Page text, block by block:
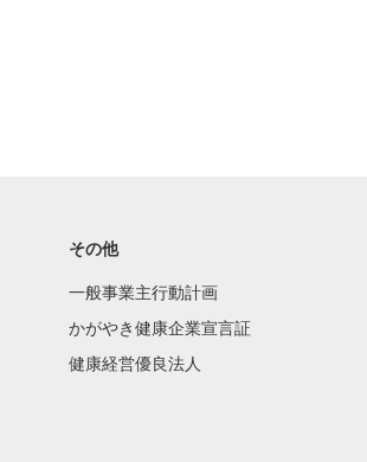
その他
一般事業主行動計画
かがやき健康企業宣言証
健康経営優良法人